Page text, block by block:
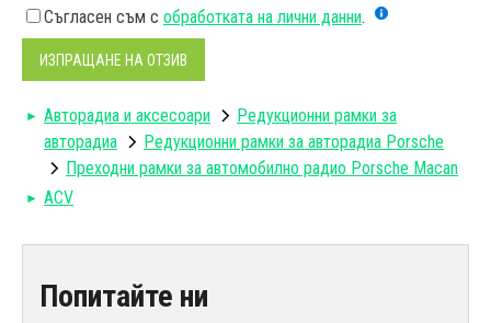
Съгласен съм с обработката на лични данни.
ИЗПРАЩАНЕ НА ОТЗИВ
Авторадиa и аксесоари
Редукционни рамки за
авторадиа
Редукционни рамки за авторадиа Porsche
Преходни рамки за автомобилно радио Porsche Macan
ACV
Попитайте ни